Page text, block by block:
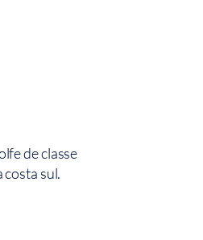
de classe
costa sul.